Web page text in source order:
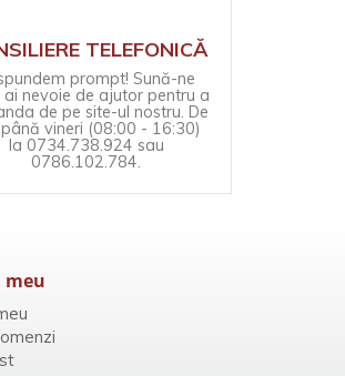
TELEFONICĂ
prompt! Sună-ne
ai nevoie de ajutor pentru a
de pe site-ul nostru. De
vineri (08:00 - 16:30)
la 0734.738.924 sau
0786.102.784.
meu